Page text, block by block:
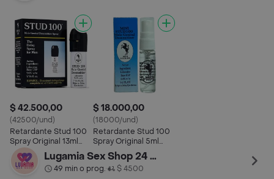
$ 42.500,00
(42500/und)
Retardante Stud 100
Spray Original 13ml
Masculino
$ 18.000,00
(18000/und)
Retardante Stud 100
Spray Original 5ml
Masculino
Lugamia Sex Shop 24 HORAS
49 min o prog.• $ 4500